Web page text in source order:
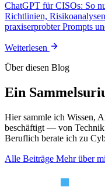
ChatGPT für CISOs: So
Richtlinien,
praxiserprobter Prompts
Weiterlesen
Über diesen Blog
Ein
Hier sammle ich Wissen,
beschäftigt — von
Beruflich berate ich zu
Alle Beiträge Mehr über